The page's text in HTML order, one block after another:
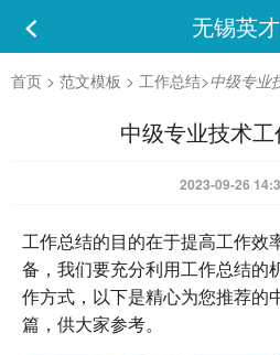
无锡英
首页 > 范文模板 > 工作总结>中级专业
中级专业技术
2023-09-26
工作总结的目的在于提高工作效
备，我们要充分利用工作总结的
作方式，以下是精心为您推荐的
篇，供大家参考。